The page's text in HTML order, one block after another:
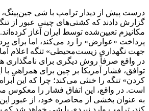
درست پیش از دیدار ترامپ با شی جین‌پینگ،
گزارش دادند که کشتی‌های چینی عبور از
مکانیزم تعیین‌شده توسط ایران آغاز
پرداخت «عوارض» را رد می‌کند، اما برای
جهت نگهداری زیست‌محیطی» تنگه اعلام
در واقع صرفاً روش دیگری برای
توافق، فشار آمریکا بر چین برای همراهی با
کردن» تنگه را خنثی می‌کند؛ چرا که این
است. در واقع، این اتفاق فشار را معکوس
به عنوان بخشی از محاصره خود، از عبور